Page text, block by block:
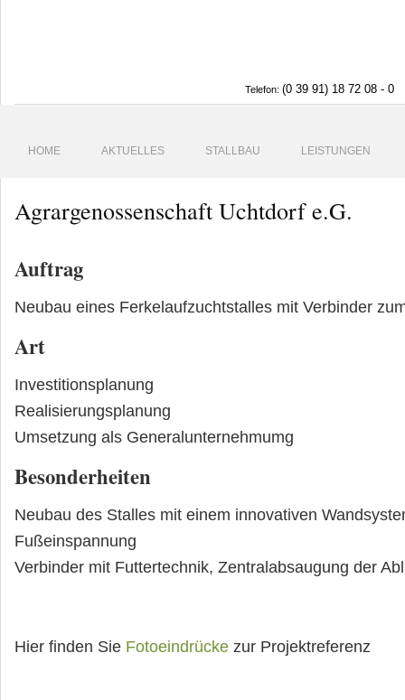
Telefon: (0 39 91) 18 72 08 - 0
HOME AKTUELLES STALLBAU LEISTUNGEN
Agrargenossenschaft Uchtdorf e.G.
Auftrag
Neubau eines Ferkelaufzuchtstalles mit Verbinder
Art
Investitionsplanung
Realisierungsplanung
Umsetzung als Generalunternehmumg
Besonderheiten
Neubau des Stalles mit einem innovativen
Fußeinspannung
Verbinder mit Futtertechnik, Zentralabsaugung der
Hier finden Sie Fotoeindrücke zur Projektreferenz